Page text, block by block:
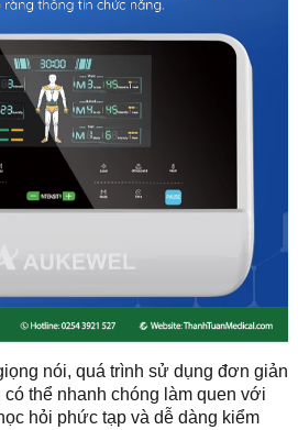
nói, quá trình sử dụng đơn giản
thể nhanh chóng làm quen với
hỏi phức tạp và dễ dàng kiểm